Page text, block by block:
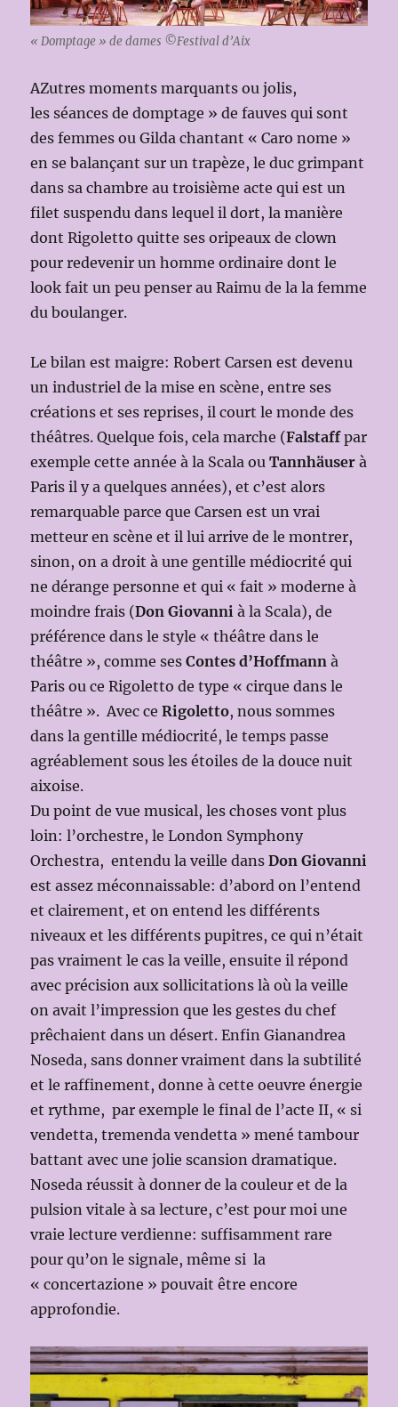
« Domptage » de dames ©Festival d’Aix
AZutres moments marquants ou jolis,
les séances de domptage » de fauves qui sont
des femmes ou Gilda chantant « Caro nome »
en se balançant sur un trapèze, le duc grimpant
dans sa chambre au troisième acte qui est un
filet suspendu dans lequel il dort, la manière
dont Rigoletto quitte ses oripeaux de clown
pour redevenir un homme ordinaire dont le
look fait un peu penser au Raimu de la la femme
du boulanger.
Le bilan est maigre: Robert Carsen est devenu
un industriel de la mise en scène, entre ses
créations et ses reprises, il court le monde des
théâtres. Quelque fois, cela marche (Falstaffpar
exemple cette année à la Scala ouTannhäuser à
Paris il y a quelques années), et c’est alors
remarquable parce que Carsen est un vrai
metteur en scène et il lui arrive de le montrer,
sinon, on a droit à une gentille médiocrité qui
ne dérange personne et qui « fait » moderne à
moindre frais (Don Giovanni à la Scala), de
préférence dans le style « théâtre dans le
théâtre », comme sesContes d’Hoffmann à
Paris ou ce Rigoletto de type « cirque dans le
théâtre ». Avec ceRigoletto, nous sommes
dans la gentille médiocrité, le temps passe
agréablement sous les étoiles de la douce nuit
aixoise.
Du point de vue musical, les choses vont plus
loin: l’orchestre, le London Symphony
Orchestra, entendu la veille dansDon Giovanni
est assez méconnaissable: d’abord on l’entend
et clairement, et on entend les différents
niveaux et les différents pupitres, ce qui n’était
pas vraiment le cas la veille, ensuite il répond
avec précision aux sollicitations là où la veille
on avait l’impression que les gestes du chef
prêchaient dans un désert. Enfin Gianandrea
Noseda, sans donner vraiment dans la subtilité
et le raffinement, donne à cette oeuvre énergie
et rythme, par exemple le final de l’acte II, « si
vendetta, tremenda vendetta » mené tambour
battant avec une jolie scansion dramatique.
Noseda réussit à donner de la couleur et de la
pulsion vitale à sa lecture, c’est pour moi une
vraie lecture verdienne: suffisamment rare
pour qu’on le signale, même si la
« concertazione » pouvait être encore
approfondie.